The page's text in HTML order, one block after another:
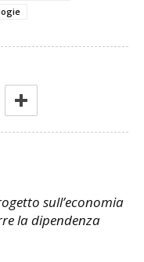
sull’economia
la dipendenza